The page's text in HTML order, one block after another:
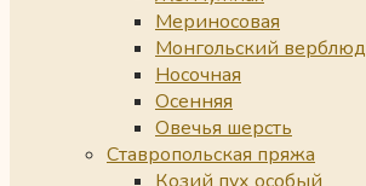
Мериносовая
Монгольский верблюд
Носочная
Осенняя
Овечья шерсть
Ставропольская пряжа